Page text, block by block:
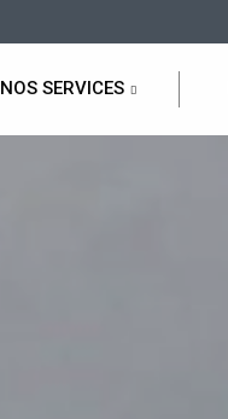
NOS SERVICES